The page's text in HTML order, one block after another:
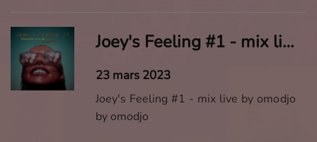
Joey's Feeling #1 - mix live by omodjo
23 mars 2023
Joey's Feeling #1 - mix live by omodjo
by omodjo